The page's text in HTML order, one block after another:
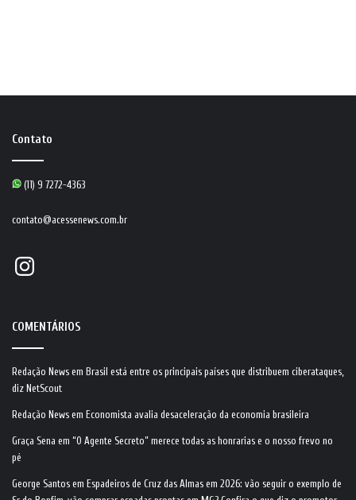
Contato
(11) 9 7272-4363
contato@acessenews.com.br
Instagram
COMENTÁRIOS
Redação News em Brasil está entre os principais países que distribuem ciberataques,
diz NetScout
Redação News em Economista avalia desaceleração da economia brasileira
Graça Sena em “O Agente Secreto” merece todas as honrarias e o nosso frevo no
pé
George Santos em Espadeiros de Cruz das Almas em 2026: vão seguir o exemplo de